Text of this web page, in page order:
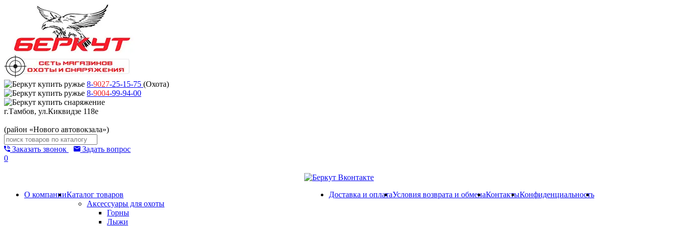
8-9027-25-15-75 (Охота)
8-9004-99-94-00
г.Тамбов, ул.Киквидзе 118е
(район «Нового автовокзала»)
Заказать звонок
Задать вопрос
0
О компанииКаталог товаров
Аксессуары для охоты
Горны
Лыжи
Доставка и оплатаУсловия возврата и обменаКонтактыКонфиденциальность